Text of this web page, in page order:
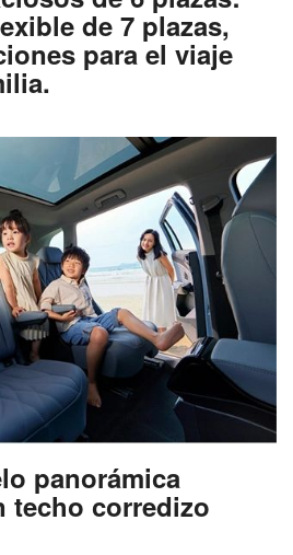
de 7 plazas,
para el viaje
panorámica
techo corredizo